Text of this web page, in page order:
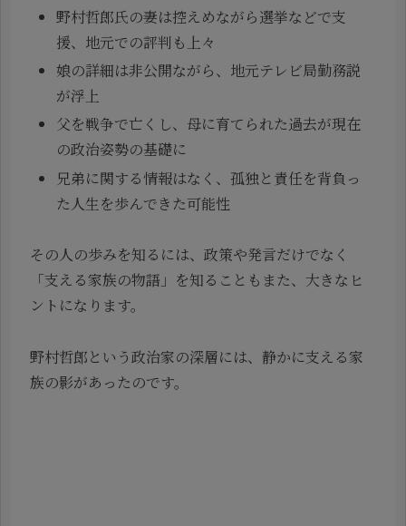
野村哲郎氏の妻は控えめながら選挙などで支
援、地元での評判も上々
娘の詳細は非公開ながら、地元テレビ局勤務説
が浮上
父を戦争で亡くし、母に育てられた過去が現在
の政治姿勢の基礎に
兄弟に関する情報はなく、孤独と責任を背負っ
た人生を歩んできた可能性
その人の歩みを知るには、政策や発言だけでなく
「支える家族の物語」を知ることもまた、大きなヒ
ントになります。
野村哲郎という政治家の深層には、静かに支える家
族の影があったのです。